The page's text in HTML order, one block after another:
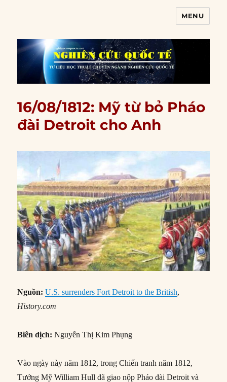
MENU
16/08/1812: Mỹ từ bỏ Pháo
đài Detroit cho Anh
Nguồn:U.S. surrenders Fort Detroit to the British,
History.com
Biên dịch: Nguyễn Thị Kim Phụng
Vào ngày này năm 1812, trong Chiến tranh năm 1812,
Tướng Mỹ William Hull đã giao nộp Pháo đài Detroit và